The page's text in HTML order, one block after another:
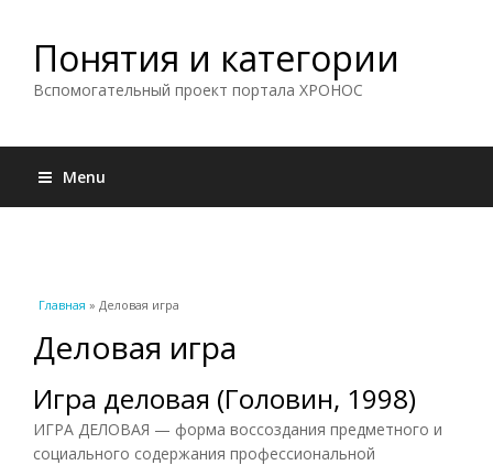
Понятия и категории
Вспомогательный проект портала ХРОНОС
Menu
Вы здесь
Главная » Деловая игра
Деловая игра
Игра деловая (Головин, 1998)
ИГРА ДЕЛОВАЯ — форма воссоздания предметного и
социального содержания профессиональной